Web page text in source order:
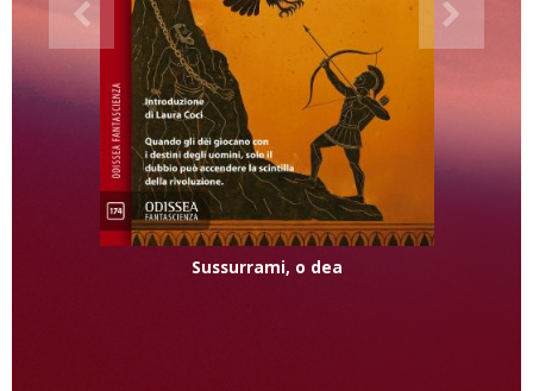
Sussurrami, o dea